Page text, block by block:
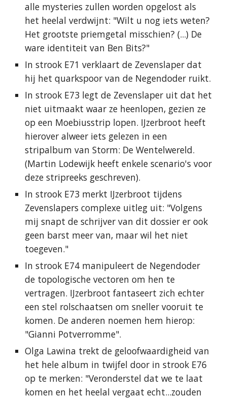
alle mysteries zullen worden opgelost als
het heelal verdwijnt: "Wilt u nog iets weten?
Het grootste priemgetal misschien? (...) De
ware identiteit van Ben Bits?"
In strook E71 verklaart de Zevenslaper dat
hij het quarkspoor van de Negendoder ruikt.
In strook E73 legt de Zevenslaper uit dat het
niet uitmaakt waar ze heenlopen, gezien ze
op een Moebiusstrip lopen. IJzerbroot heeft
hierover alweer iets gelezen in een
stripalbum van Storm: De Wentelwereld.
(Martin Lodewijk heeft enkele scenario's voor
deze stripreeks geschreven).
In strook E73 merkt IJzerbroot tijdens
Zevenslapers complexe uitleg uit: "Volgens
mij snapt de schrijver van dit dossier er ook
geen barst meer van, maar wil het niet
toegeven."
In strook E74 manipuleert de Negendoder
de topologische vectoren om hen te
vertragen. IJzerbroot fantaseert zich echter
een stel rolschaatsen om sneller vooruit te
komen. De anderen noemen hem hierop:
"Gianni Potverromme".
Olga Lawina trekt de geloofwaardigheid van
het hele album in twijfel door in strook E76
op te merken: "Veronderstel dat we te laat
komen en het heelal vergaat echt...zouden